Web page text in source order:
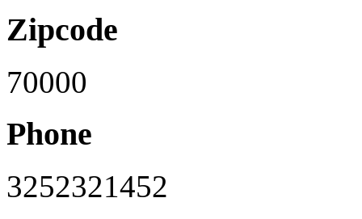
Zipcode
70000
Phone
3252321452